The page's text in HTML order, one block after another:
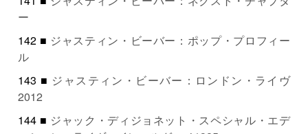
ー
142 ■ ジャスティン・ビーバー：ポップ・プロフィー
ル
143 ■ ジャスティン・ビーバー：ロンドン・ライヴ
2012
144 ■ ジャック・ディジョネット・スペシャル・エデ